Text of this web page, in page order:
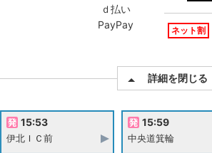
ｄ払い
PayPay
ネット割
詳細を閉じる
15:53
伊北ＩＣ前
15:59
中央道箕輪